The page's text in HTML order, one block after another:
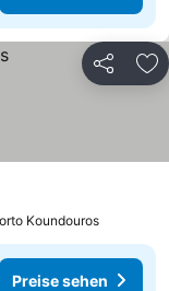
Teilen
Koundouros
Preise sehen